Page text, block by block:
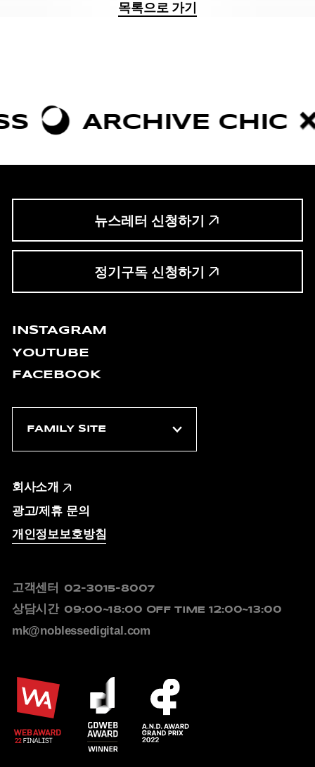
목록으로 가기
CHIC
뉴스레터 신청하기
정기구독 신청하기
INSTAGRAM
YOUTUBE
FACEBOOK
회사소개
광고/제휴 문의
개인정보보호방침
고객센터 02-3015-8007
상담시간 09:00~18:00 OFF TIME 12:00~13:00
mk@noblessedigital.com